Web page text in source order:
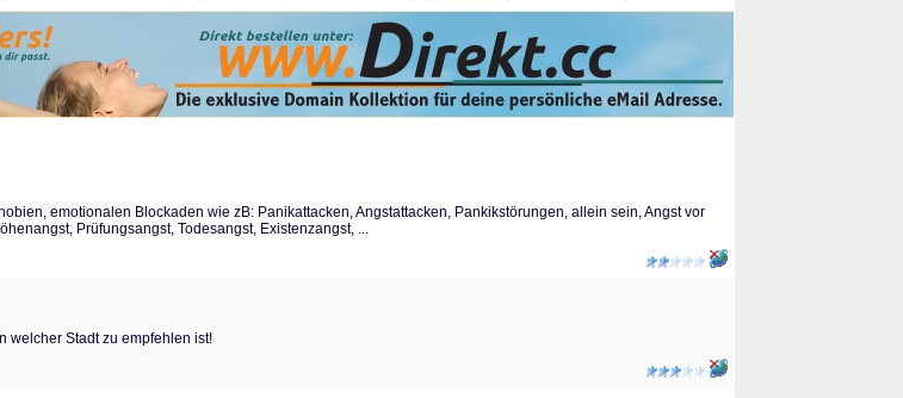
emotionalen Blockaden wie zB: Panikattacken, Angstattacken, Pankikstörungen, allein sein, Angst vor
Prüfungsangst, Todesangst, Existenzangst, ...
welcher Stadt zu empfehlen ist!